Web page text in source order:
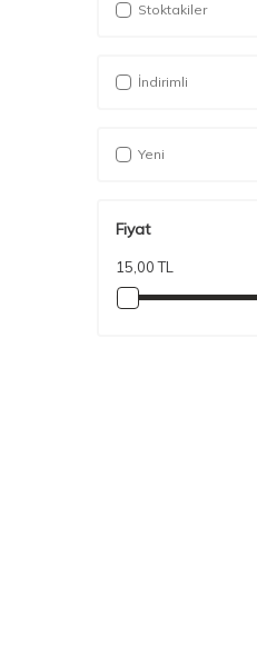
Stoktakiler
İndirimli
Yeni
Fiyat
15,00 TL